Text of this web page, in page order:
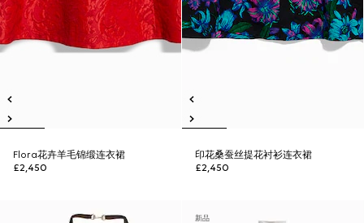
Flora花卉羊毛锦缎连衣裙
£2,450
印花桑蚕丝提花衬衫连衣裙
£2,450
新品